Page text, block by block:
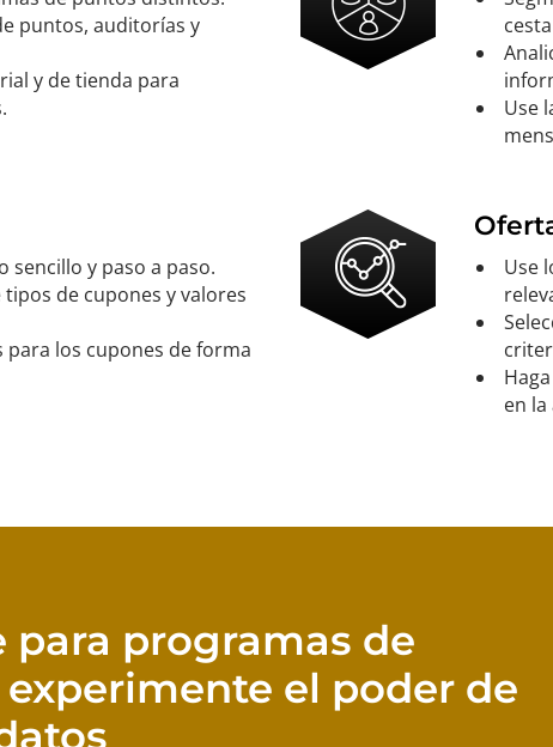
puntos, auditorías y
y de tienda para
Use
sencillo y paso a paso.
de cupones y valores
los cupones de forma
Use
en
para programas de
el poder de